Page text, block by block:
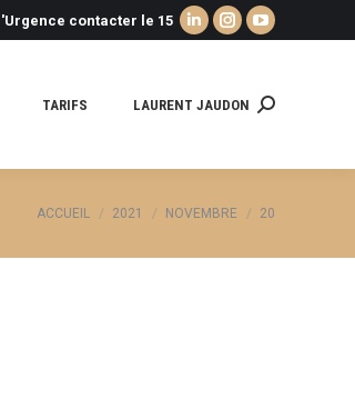
contacter le 15
La
nouvelle
La
Instagram
nouvelle
La
YouTube
nouvelle
TARIFS LAURENT JAUDON Recherche
Vous êtes ici :
ACCUEIL 2021 NOVEMBRE 20